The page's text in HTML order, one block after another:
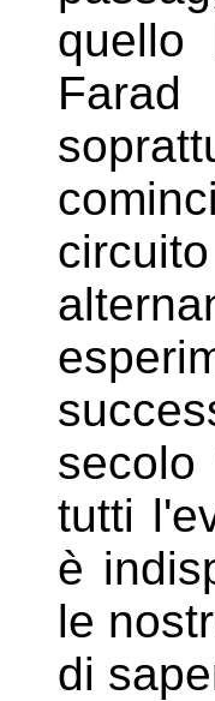
quello
secolo
tutti
è
le
di